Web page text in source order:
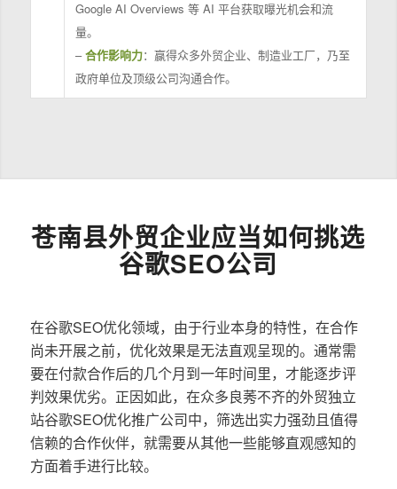
Google AI Overviews 等 AI 平台获取曝光机会和流
量。
–合作影响力：赢得众多外贸企业、制造业工厂，乃至
政府单位及顶级公司沟通合作。
苍南县外贸企业应当如何挑选
谷歌SEO公司
在谷歌SEO优化领域，由于行业本身的特性，在合作
尚未开展之前，优化效果是无法直观呈现的。通常需
要在付款合作后的几个月到一年时间里，才能逐步评
判效果优劣。正因如此，在众多良莠不齐的外贸独立
站谷歌SEO优化推广公司中，筛选出实力强劲且值得
信赖的合作伙伴，就需要从其他一些能够直观感知的
方面着手进行比较。